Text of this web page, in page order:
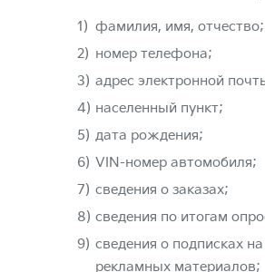
фамилия, имя, отчество;
номер телефона;
адрес электронной
населенный пункт;
дата рождения;
VIN-номер автомобиля;
сведения о заказах;
сведения по итогам
сведения о подписках
рекламных материалов;